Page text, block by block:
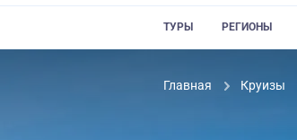
ТУРЫ РЕГИОНЫ
Главная Круизы